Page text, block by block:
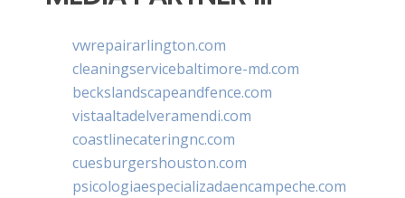
vwrepairarlington.com
cleaningservicebaltimore-md.com
beckslandscapeandfence.com
vistaaltadelveramendi.com
coastlinecateringnc.com
cuesburgershouston.com
psicologiaespecializadaencampeche.com